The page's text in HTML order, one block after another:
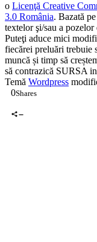
oLicenţă Creative
3.0 România. Bazată
textelor şi/sau a
Puteţi aduce mici
fiecărei preluări trebuie
muncă și timp să
să contrazică SURSA
TemăWordpress
0